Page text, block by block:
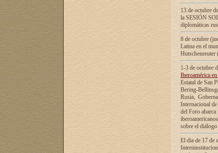
13 de octubre
la SESIÓN
diplomáticas
8 de octubre
Latina en el
1-3 de octubre
Iberoamérica
Estatal de San
Bering-
Rusia,
Internacional
del Foro
sobre el
El dia de 17 de